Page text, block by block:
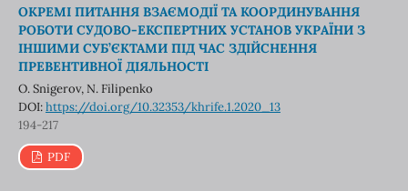
ОКРЕМІ ПИТАННЯ ВЗАЄМОДІЇ ТА КООРДИНУВАННЯ
РОБОТИ СУДОВО-ЕКСПЕРТНИХ УСТАНОВ УКРАЇНИ З
ІНШИМИ СУБ’ЄКТАМИ ПІД ЧАС ЗДІЙСНЕННЯ
ПРЕВЕНТИВНОЇ ДІЯЛЬНОСТІ
O. Snigerov, N. Filipenko
DOI:https://doi.org/10.32353/khrife.1.2020_13
194-217
PDF